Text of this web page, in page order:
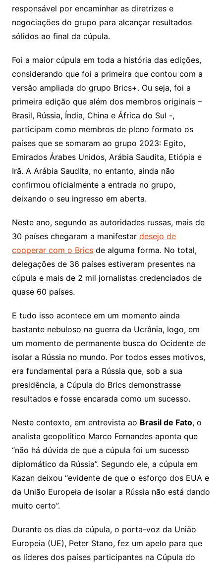
responsável por encaminhar as diretrizes e
negociações do grupo para alcançar resultados
sólidos ao final da cúpula.
Foi a maior cúpula em toda a história das edições,
considerando que foi a primeira que contou com a
versão ampliada do grupo Brics+. Ou seja, foi a
primeira edição que além dos membros originais –
Brasil, Rússia, Índia, China e África do Sul -,
participam como membros de pleno formato os
países que se somaram ao grupo 2023: Egito,
Emirados Árabes Unidos, Arábia Saudita, Etiópia e
Irã. A Arábia Saudita, no entanto, ainda não
confirmou oficialmente a entrada no grupo,
deixando o seu ingresso em aberta.
Neste ano, segundo as autoridades russas, mais de
30 países chegaram a manifestar desejo de
cooperar com o Bricsde alguma forma. No total,
delegações de 36 países estiveram presentes na
cúpula e mais de 2 mil jornalistas credenciados de
quase 60 países.
E tudo isso acontece em um momento ainda
bastante nebuloso na guerra da Ucrânia, logo, em
um momento de permanente busca do Ocidente de
isolar a Rússia no mundo. Por todos esses motivos,
era fundamental para a Rússia que, sob a sua
presidência, a Cúpula do Brics demonstrasse
resultados e fosse encarada como um sucesso.
Neste contexto, em entrevista ao Brasil de Fato, o
analista geopolítico Marco Fernandes aponta que
“não há dúvida de que a cúpula foi um sucesso
diplomático da Rússia”. Segundo ele, a cúpula em
Kazan deixou “evidente de que o esforço dos EUA e
da União Europeia de isolar a Rússia não está dando
muito certo”.
Durante os dias da cúpula, o porta-voz da União
Europeia (UE), Peter Stano, fez um apelo para que
os líderes dos países participantes na Cúpula do